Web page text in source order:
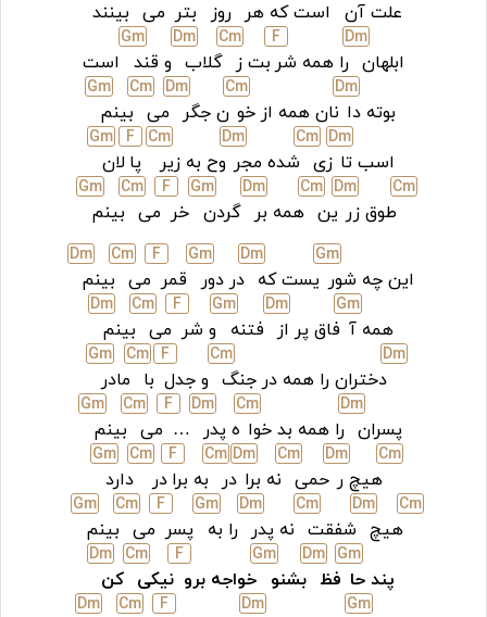
علت آن است که هر روز بتر می بینند
ابلهان
Dm
را همه شر
F
بت ز
Cm
گلاب
Dm
و قند
Gm
است
بوته دا
Dm
نان همه از خو
Cm
ن جگر
Dm
می
Cm
بینم
Gm
اسب تا
Dm
زی
Cm
شده مجر
Dm
وح به زیر
Cm
پا
F
لان
Gm
Cm
طوق زر
Dm
ین
Cm
همه بر
Dm
گردن
Gm
خر
F
می
Cm
بینم
Gm
این چه شور
Gm
یست که
Dm
در دور
Gm
قمر
F
می
Cm
بینم
Dm
همه آ
Gm
فاق پر از
Dm
فتنه
Gm
و شر
F
می
Cm
بینم
Dm
Dm
دختران را همه در جنگ
Cm
و جدل
F
با
Cm
مادر
Gm
پسران
Dm
را همه بد خوا
Cm
ه پدر
Dm
…
F
می
Cm
بینم
Gm
Cm
هیچ ر
Dm
حمی
Cm
نه برا
Dm
در
Cm
به برا
F
در
Cm
دارد
Gm
Cm
هیچ
Dm
شفقت
Cm
نه پدر
Dm
را به
Gm
پسر
F
می
Cm
بینم
Gm
پند حا
Gm
فظ
Dm
بشنو
Gm
خواجه برو
F
نیکی
Cm
کن
Dm
Gm
Dm
F
Cm
Dm